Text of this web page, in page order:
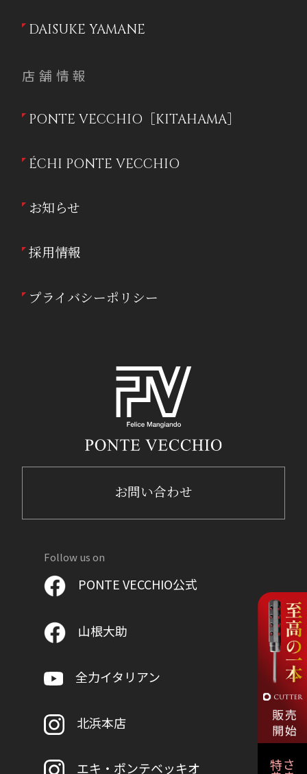
DAISUKE YAMANE
店舗情報
PONTE VECCHIO［KITAHAMA］
ÉCHI PONTE VECCHIO
お知らせ
採用情報
プライバシーポリシー
お問い合わせ
Follow us on
PONTE VECCHIO公式
山根大助
全力イタリアン
北浜本店
エキ・ポンテベッキオ